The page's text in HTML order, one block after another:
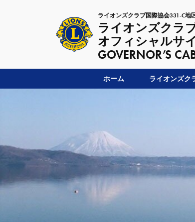
ライオンズクラブ国際協会331-C地
ライオンズクラ
オフィシャルサイ
GOVERNOR’S
ホーム ライオンズク